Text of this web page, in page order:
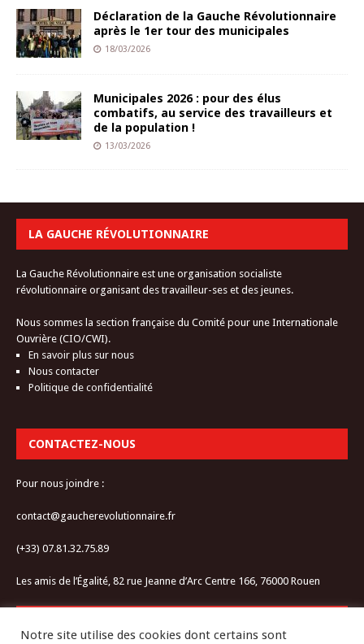
Déclaration de la Gauche Révolutionnaire
après le 1er tour des municipales
18/03/2026
Municipales 2026 : pour des élus
combatifs, au service des travailleurs et
de la population !
13/03/2026
LA GAUCHE RÉVOLUTIONNAIRE
La Gauche Révolutionnaire est une organisation socialiste
révolutionnaire organisant des travailleur-ses et des jeunes.
Nous sommes la section française du Comité pour une Internationale
Ouvrière (CIO/CWI).
En savoir plus sur nous
Nous contacter
Politique de confidentialité
CONTACTEZ-NOUS
Pour nous joindre :
contact@gaucherevolutionnaire.fr
(+33) 07.81.32.75.89
Les amis de l’Égalité, 82 rue Jeanne d’Arc Centre 166, 76000 Rouen
Notre site utilise des cookies dont certains sont